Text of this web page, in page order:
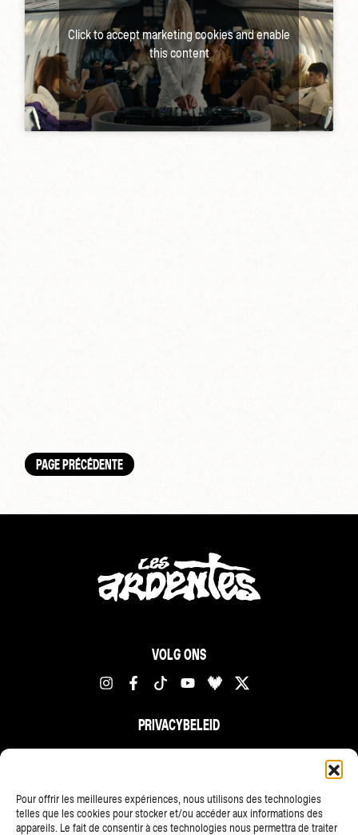
Pour offrir les meilleures expériences, nous utilisons des technologies
telles que les cookies pour stocker et/ou accéder aux informations des
appareils. Le fait de consentir à ces technologies nous permettra de traiter
Click to accept marketing cookies and enable
this content
PAGE PRÉCÉDENTE
VOLG ONS
PRIVACYBELEID